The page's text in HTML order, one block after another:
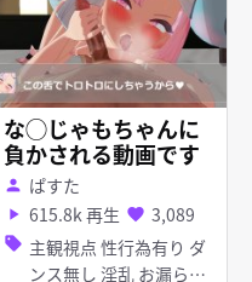
な◯じゃもちゃんに
負かされる動画です
person ぱすた
play_arrow 615.8k 再生 favorite 3,089
sell 主観視点 性行為有り ダ
ンス無し 淫乱 お漏ら